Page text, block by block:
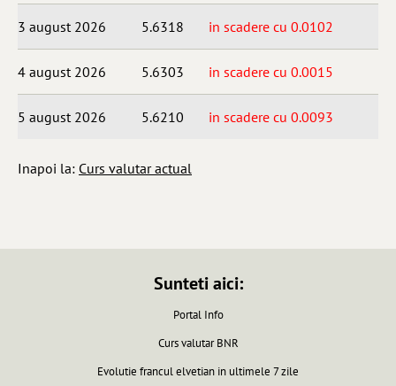
3 august 2026 5.6318 in scadere cu 0.0102
4 august 2026 5.6303 in scadere cu 0.0015
5 august 2026 5.6210 in scadere cu 0.0093
Inapoi la: Curs valutar actual
Sunteti aici:
Portal Info
Curs valutar BNR
Evolutie francul elvetian in ultimele 7 zile